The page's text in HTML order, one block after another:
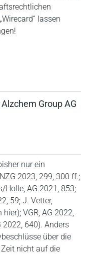
lassen
Group AG
nur ein
2023, 299, 300 ff.;
Holle, AG 2021, 853;
59; J. Vetter,
VGR, AG 2022,
2022, 640). Anders
über die
nicht auf die